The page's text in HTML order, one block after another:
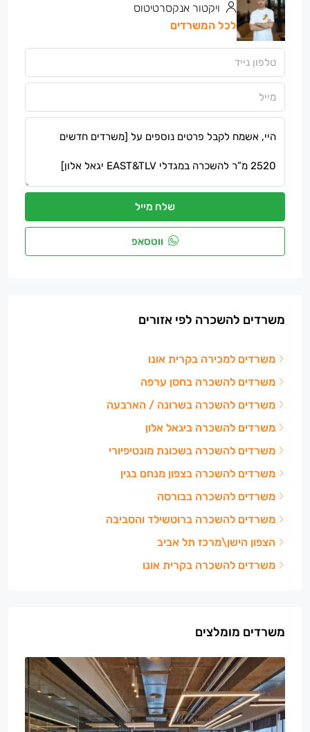
ויקטור אנקסרטיטוס
לכל המשרדים
שלח מייל
ווטסאפ
משרדים להשכרה לפי אזורים
משרדים למכירה בקרית אונו
משרדים להשכרה בחסן ערפה
משרדים להשכרה בשרונה / הארבעה
משרדים להשכרה ביגאל אלון
משרדים להשכרה בשכונת מונטיפיורי
משרדים להשכרה בצפון מנחם בגין
משרדים להשכרה בבורסה
משרדים להשכרה ברוטשילד והסביבה
הצפון הישן\מרכז תל אביב
משרדים להשכרה בקרית אונו
משרדים מומלצים